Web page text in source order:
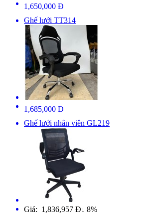
1,650,000 Đ
Ghế lưới TT314
1,685,000 Đ
Ghế lưới nhân viên GL219
Giá: 1,836,957 Đ ↓ 8%